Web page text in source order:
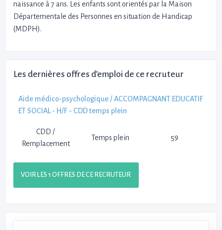
naissance à 7 ans. Les enfants sont orientés par la Maison
Départementale des Personnes en situation de Handicap
(MDPH).
Les dernières offres d’emploi de ce recruteur
Aide médico-psychologique / ACCOMPAGNANT EDUCATIF
ET SOCIAL - H/F - CDD temps plein
CDD /
Remplacement
Temps plein 59
VOIR LES 1 OFFRES DE CE RECRUTEUR